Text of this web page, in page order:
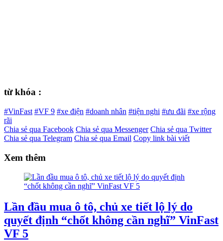
từ khóa :
#VinFast #VF 9 #xe điện #doanh nhân #tiện nghi #ưu đãi #xe rộng
rãi
Chia sẻ qua Facebook Chia sẻ qua Messenger Chia sẻ qua Twitter
Chia sẻ qua Telegram Chia sẻ qua Email Copy link bài viết
Xem thêm
Lần đầu mua ô tô, chủ xe tiết lộ lý do
quyết định “chốt không cần nghĩ” VinFast
VF 5